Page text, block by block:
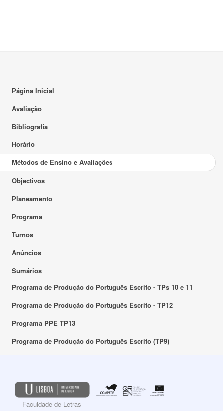
Página Inicial
Avaliação
Bibliografia
Horário
Métodos de Ensino e Avaliações
Objectivos
Planeamento
Programa
Turnos
Anúncios
Sumários
Programa de Produção do Português Escrito - TPs 10 e 11
Programa de Produção do Português Escrito - TP12
Programa PPE TP13
Programa de Produção do Português Escrito (TP9)
Faculdade de Letras